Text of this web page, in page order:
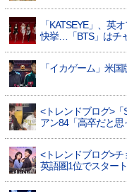
「KATSEYE」、英
快挙…「BTS」はチ
「イカゲーム」米
<トレンドブログ>
アン84「高卒だと思
<トレンドブログ>
英語圏1位でスタート